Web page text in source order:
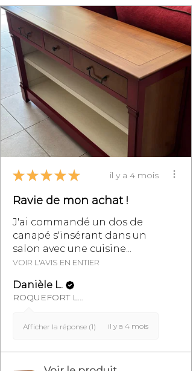
★ ★ ★ ★ ★ il y a 4 mois
Ravie de mon achat !
J'ai commandé un dos de
canapé s'insérant dans un
salon avec une cuisine...
VOIR L'AVIS EN ENTIER
Danièle L.
ROQUEFORT LES PINS, FR-PAC
Afficher la réponse (1) il y a 4 mois